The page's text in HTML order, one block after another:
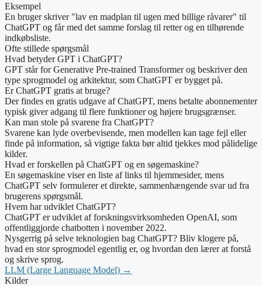
Eksempel
En bruger skriver "lav en madplan til ugen med billige råvarer" til
ChatGPT og får med det samme forslag til retter og en tilhørende
indkøbsliste.
Ofte stillede spørgsmål
Hvad betyder GPT i ChatGPT?
GPT står for Generative Pre-trained Transformer og beskriver den
type sprogmodel og arkitektur, som ChatGPT er bygget på.
Er ChatGPT gratis at bruge?
Der findes en gratis udgave af ChatGPT, mens betalte abonnementer
typisk giver adgang til flere funktioner og højere brugsgrænser.
Kan man stole på svarene fra ChatGPT?
Svarene kan lyde overbevisende, men modellen kan tage fejl eller
finde på information, så vigtige fakta bør altid tjekkes mod pålidelige
kilder.
Hvad er forskellen på ChatGPT og en søgemaskine?
En søgemaskine viser en liste af links til hjemmesider, mens
ChatGPT selv formulerer et direkte, sammenhængende svar ud fra
brugerens spørgsmål.
Hvem har udviklet ChatGPT?
ChatGPT er udviklet af forskningsvirksomheden OpenAI, som
offentliggjorde chatbotten i november 2022.
Nysgerrig på selve teknologien bag ChatGPT? Bliv klogere på,
hvad en stor sprogmodel egentlig er, og hvordan den lærer at forstå
og skrive sprog.
LLM (Large Language Model) →
Kilder